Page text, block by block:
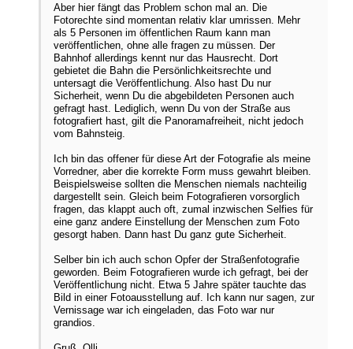
Aber hier fängt das Problem schon mal an. Die
Fotorechte sind momentan relativ klar umrissen. Mehr
als 5 Personen im öffentlichen Raum kann man
veröffentlichen, ohne alle fragen zu müssen. Der
Bahnhof allerdings kennt nur das Hausrecht. Dort
gebietet die Bahn die Persönlichkeitsrechte und
untersagt die Veröffentlichung. Also hast Du nur
Sicherheit, wenn Du die abgebildeten Personen auch
gefragt hast. Lediglich, wenn Du von der Straße aus
fotografiert hast, gilt die Panoramafreiheit, nicht jedoch
vom Bahnsteig.
Ich bin das offener für diese Art der Fotografie als meine
Vorredner, aber die korrekte Form muss gewahrt bleiben.
Beispielsweise sollten die Menschen niemals nachteilig
dargestellt sein. Gleich beim Fotografieren vorsorglich
fragen, das klappt auch oft, zumal inzwischen Selfies für
eine ganz andere Einstellung der Menschen zum Foto
gesorgt haben. Dann hast Du ganz gute Sicherheit.
Selber bin ich auch schon Opfer der Straßenfotografie
geworden. Beim Fotografieren wurde ich gefragt, bei der
Veröffentlichung nicht. Etwa 5 Jahre später tauchte das
Bild in einer Fotoausstellung auf. Ich kann nur sagen, zur
Vernissage war ich eingeladen, das Foto war nur
grandios.